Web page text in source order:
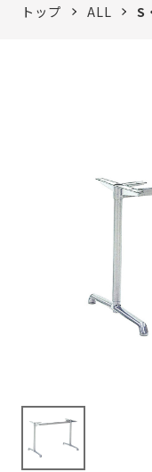
トップ ALL S